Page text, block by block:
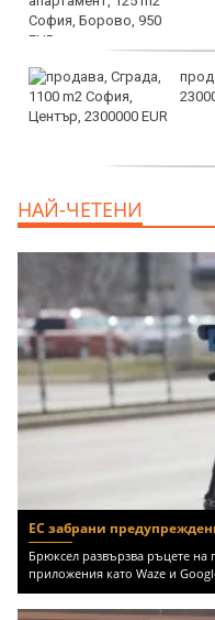
НАЙ-ЧЕТЕНИ
ЕС забрани
Брюксел развързва ръцете на
приложения като Waze и